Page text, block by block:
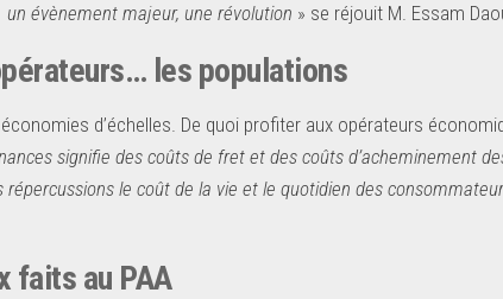
un évènement majeur, une révolution » se réjouit M. Essam
les populations
d’échelles. De quoi profiter aux opérateurs
signifie des coûts de fret et des coûts d’acheminement
le coût de la vie et le quotidien des
faits au PAA